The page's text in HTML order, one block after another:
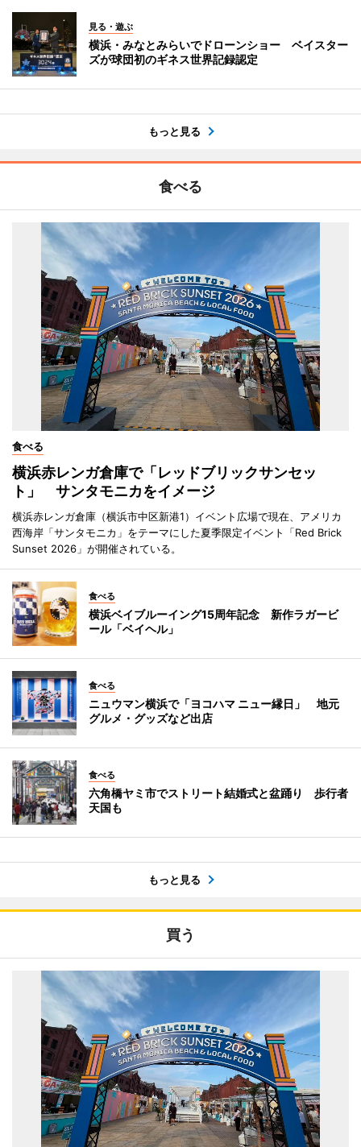
見る・遊ぶ
横浜・みなとみらいでドローンショー ベイスター
ズが球団初のギネス世界記録認定
もっと見る
食べる
食べる
横浜赤レンガ倉庫で「レッドブリックサンセッ
ト」 サンタモニカをイメージ
横浜赤レンガ倉庫（横浜市中区新港1）イベント広場で現在、アメリカ
西海岸「サンタモニカ」をテーマにした夏季限定イベント「Red Brick
Sunset 2026」が開催されている。
食べる
横浜ベイブルーイング15周年記念 新作ラガービ
ール「ベイヘル」
食べる
ニュウマン横浜で「ヨコハマ ニュー縁日」 地元
グルメ・グッズなど出店
食べる
六角橋ヤミ市でストリート結婚式と盆踊り 歩行者
天国も
もっと見る
買う